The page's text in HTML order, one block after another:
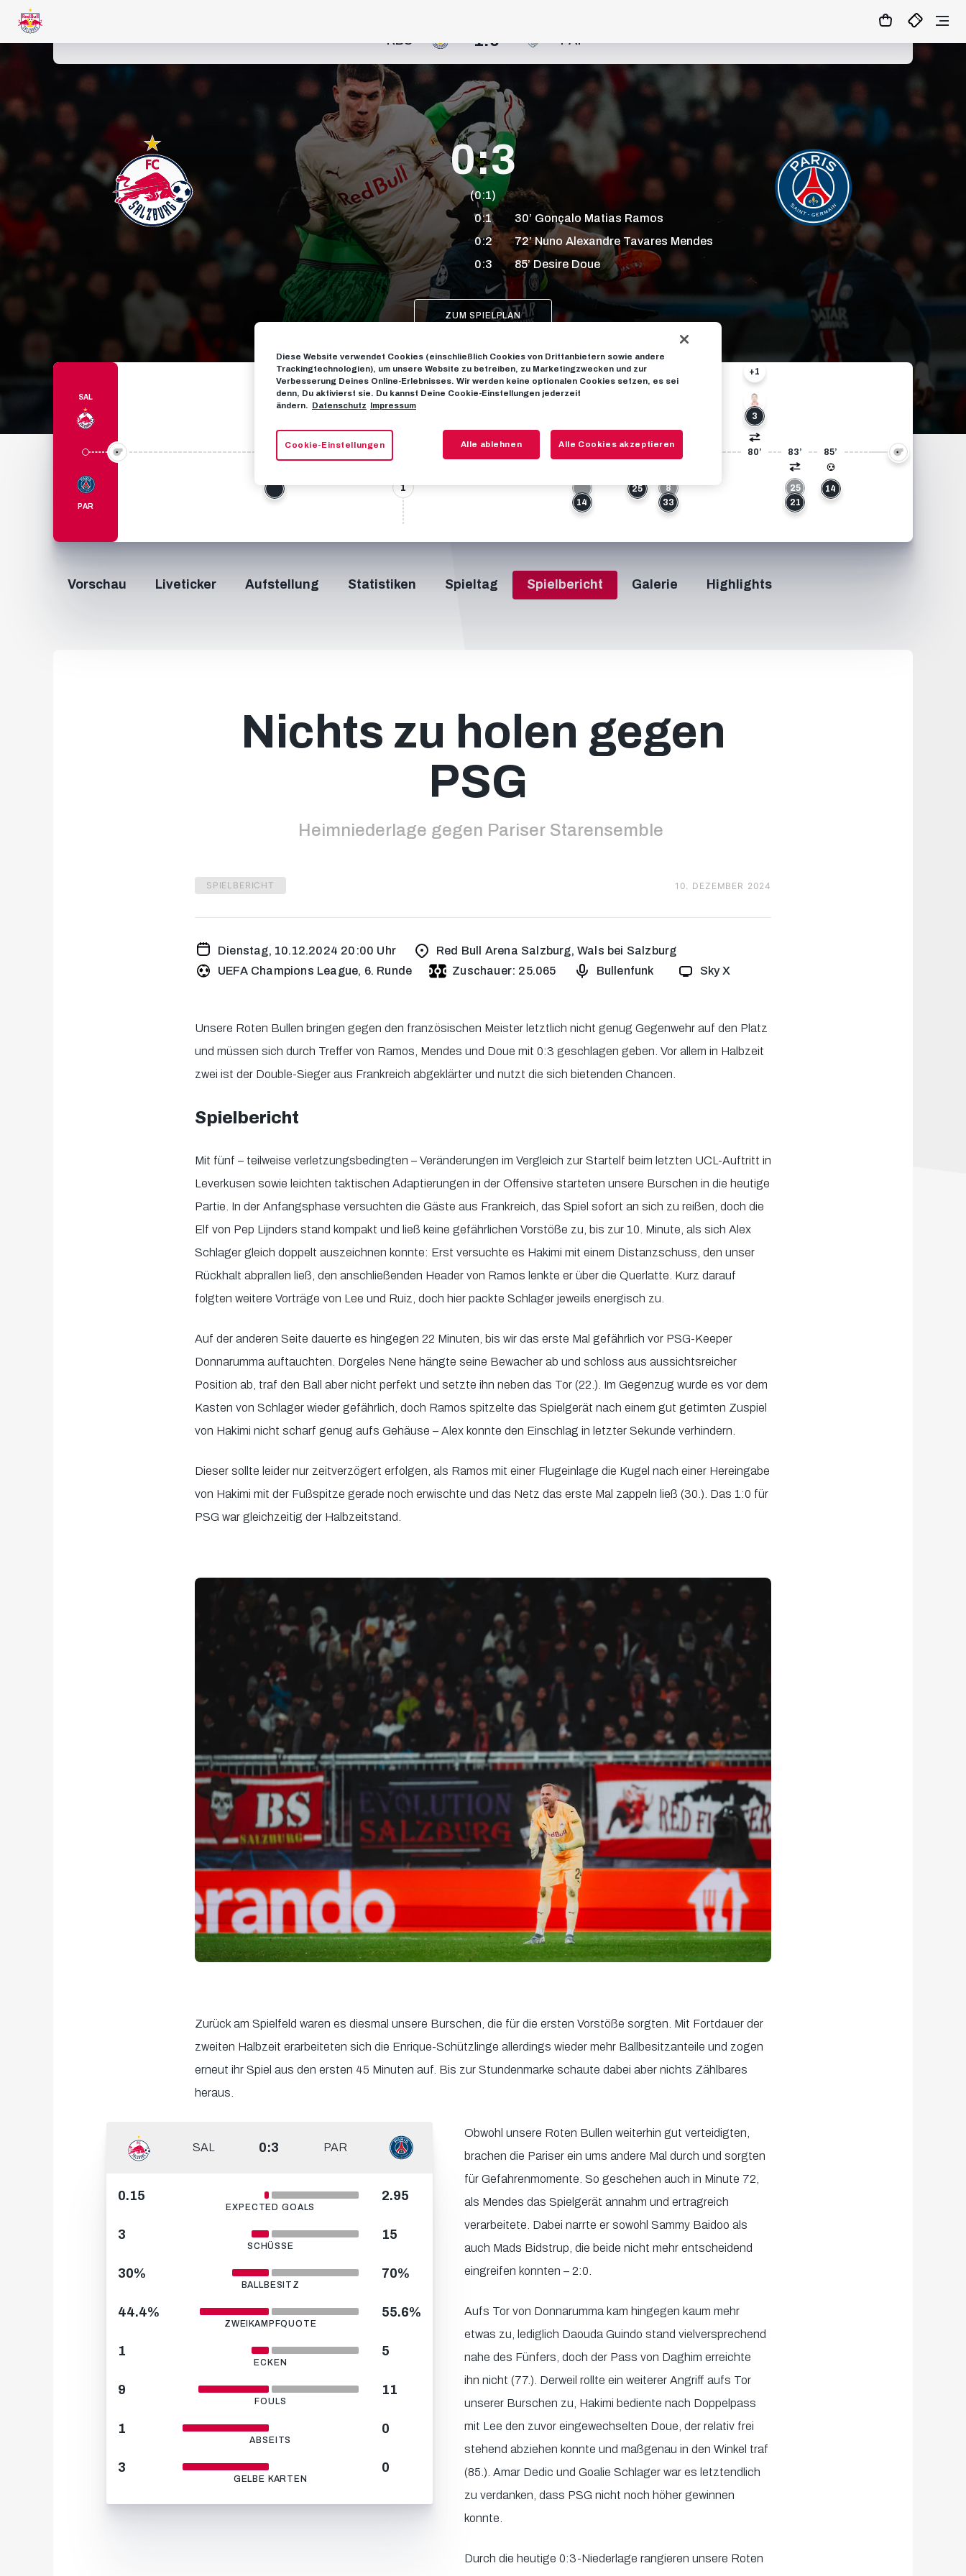
RBS 1:0 PAF
0:3
(0:1)
0:1
30’ Gonçalo Matias Ramos
0:2
72’Nuno Alexandre Tavares Mendes
0:3
85’DesireDoue
ZUM SPIELPLAN
SAL
PAR
1
+1
10
49
+1
14
25
33
8
3
30
+1
+1
80’ 83’
21
25
85’
14
Vorschau Liveticker Aufstellung Statistiken Spieltag Spielbericht Galerie Highlights
Nichts zu holen gegen
PSG
Heimniederlage gegen Pariser Starensemble
SPIELBERICHT 10. DEZEMBER 2024
Dienstag, 10.12.2024 20:00 Uhr
Red Bull Arena Salzburg, Wals bei Salzburg
UEFA Champions League, 6. Runde
Zuschauer: 25.065 Bullenfunk Sky X
Unsere Roten Bullen bringen gegen den französischen Meister letztlich nicht genug Gegenwehr auf den Platz
und müssen sich durch Treffer von Ramos, Mendes und Doue mit 0:3 geschlagen geben. Vor allem in Halbzeit
zwei ist der Double-Sieger aus Frankreich abgeklärter und nutzt die sich bietenden Chancen.
Spielbericht
Mit fünf – teilweise verletzungsbedingten – Veränderungen im Vergleich zur Startelf beim letzten UCL-Auftritt in
Leverkusen sowie leichten taktischen Adaptierungen in der Offensive starteten unsere Burschen in die heutige
Partie. In der Anfangsphase versuchten die Gäste aus Frankreich, das Spiel sofort an sich zu reißen, doch die
Elf von Pep Lijnders stand kompakt und ließ keine gefährlichen Vorstöße zu, bis zur 10. Minute, als sich Alex
Schlager gleich doppelt auszeichnen konnte: Erst versuchte es Hakimi mit einem Distanzschuss, den unser
Rückhalt abprallen ließ, den anschließenden Header von Ramos lenkte er über die Querlatte. Kurz darauf
folgten weitere Vorträge von Lee und Ruiz, doch hier packte Schlager jeweils energisch zu.
Auf der anderen Seite dauerte es hingegen 22 Minuten, bis wir das erste Mal gefährlich vor PSG-Keeper
Donnarumma auftauchten. Dorgeles Nene hängte seine Bewacher ab und schloss aus aussichtsreicher
Position ab, traf den Ball aber nicht perfekt und setzte ihn neben das Tor (22.). Im Gegenzug wurde es vor dem
Kasten von Schlager wieder gefährlich, doch Ramos spitzelte das Spielgerät nach einem gut getimten Zuspiel
von Hakimi nicht scharf genug aufs Gehäuse – Alex konnte den Einschlag in letzter Sekunde verhindern.
Dieser sollte leider nur zeitverzögert erfolgen, als Ramos mit einer Flugeinlage die Kugel nach einer Hereingabe
von Hakimi mit der Fußspitze gerade noch erwischte und das Netz das erste Mal zappeln ließ (30.). Das 1:0 für
PSG war gleichzeitig der Halbzeitstand.
Zurück am Spielfeld waren es diesmal unsere Burschen, die für die ersten Vorstöße sorgten. Mit Fortdauer der
zweiten Halbzeit erarbeiteten sich die Enrique-Schützlinge allerdings wieder mehr Ballbesitzanteile und zogen
erneut ihr Spiel aus den ersten 45 Minuten auf. Bis zur Stundenmarke schaute dabei aber nichts Zählbares
heraus.
SAL 0:3 PAR
0.15
EXPECTED GOALS
2.95
3
SCHÜSSE
15
30%
BALLBESITZ
70%
44.4%
ZWEIKAMPFQUOTE
55.6%
1
ECKEN
5
9
FOULS
11
1
ABSEITS
0
3
GELBE KARTEN
0
Obwohl unsere Roten Bullen weiterhin gut verteidigten,
brachen die Pariser ein ums andere Mal durch und sorgten
für Gefahrenmomente. So geschehen auch in Minute 72,
als Mendes das Spielgerät annahm und ertragreich
verarbeitete. Dabei narrte er sowohl Sammy Baidoo als
auch Mads Bidstrup, die beide nicht mehr entscheidend
eingreifen konnten – 2:0.
Aufs Tor von Donnarumma kam hingegen kaum mehr
etwas zu, lediglich Daouda Guindo stand vielversprechend
nahe des Fünfers, doch der Pass von Daghim erreichte
ihn nicht (77.). Derweil rollte ein weiterer Angriff aufs Tor
unserer Burschen zu, Hakimi bediente nach Doppelpass
mit Lee den zuvor eingewechselten Doue, der relativ frei
stehend abziehen konnte und maßgenau in den Winkel traf
(85.). Amar Dedic und Goalie Schlager war es letztendlich
zu verdanken, dass PSG nicht noch höher gewinnen
konnte.
Durch die heutige 0:3-Niederlage rangieren unsere Roten
Diese Website verwendet Cookies (einschließlich Cookies von Drittanbietern sowie andere
Trackingtechnologien), um unsere Website zu betreiben, zu Marketingzwecken und zur
Verbesserung Deines Online-Erlebnisses. Wir werden keine optionalen Cookies setzen, es sei
denn, Du aktivierst sie. Du kannst Deine Cookie-Einstellungen jederzeit
ändern. Datenschutz Impressum
Cookie-Einstellungen Alle ablehnen Alle Cookies akzeptieren